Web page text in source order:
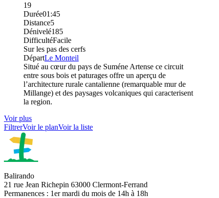
19
Durée01:45
Distance5
Dénivelé185
DifficultéFacile
Sur les pas des cerfs
DépartLe Monteil
Situé au cœur du pays de Suméne Artense ce circuit
entre sous bois et paturages offre un aperçu de
l’architecture rurale cantalienne (remarquable mur de
Millange) et des paysages volcaniques qui caracterisent
la region.
Voir plus
FiltrerVoir le planVoir la liste
Balirando
21 rue Jean Richepin 63000 Clermont-Ferrand
Permanences : 1er mardi du mois de 14h à 18h